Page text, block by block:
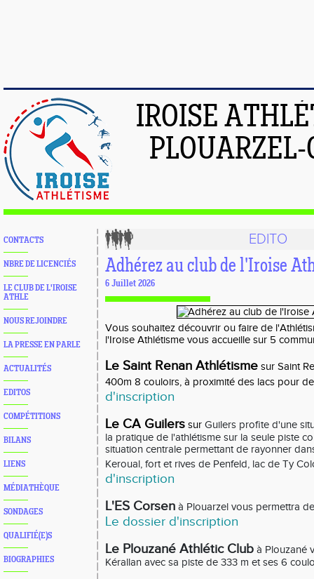
IROISE
CONTACTS
NBRE DE LICENCIÉS
LE CLUB DE L'IROISE
ATHLE
NOUS REJOINDRE
LA PRESSE EN PARLE
ACTUALITÉS
EDITOS
COMPÉTITIONS
BILANS
LIENS
MÉDIATHÈQUE
SONDAGES
QUALIFIÉ(E)S
BIOGRAPHIES
EDITO
Adhérez au club de l'Iroise
6 Juillet 2026
Vous souhaitez découvrir ou faire de
l'Iroise Athlétisme vous accueille sur 5
Le Saint Renan Athlétisme sur Saint
400m 8 couloirs, à proximité des lacs pour
d'inscription
Le CA Guilers sur Guilers profite d'une
la pratique de l'athlétisme sur la seule piste
situation centrale permettant de rayonner
Keroual, fort et rives de Penfeld, lac de Ty
d'inscription
L'ES Corsen à Plouarzel vous permettra
Le dossier d'inscription
Le Plouzané Athlétic Club à Plouzané
Kérallan avec sa piste de 333 m et ses 6